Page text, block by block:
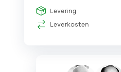
Levering
Leverkosten